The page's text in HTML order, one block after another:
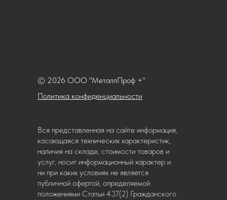
Политика конфиденциальности
© 2026 ООО "МеталлПроф +"
Вся представленная на сайте информация,
касающаяся технических характеристик,
наличия на складе, стоимости товаров и
услуг, носит информационный характер и
ни при каких условиях не является
публичной офертой, определяемой
положениями Статьи 437(2) Гражданского